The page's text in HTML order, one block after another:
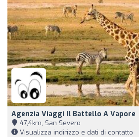
Agenzia Viaggi Il Battello A Vapore
47,4km, San Severo
Visualizza indirizzo e dati di contatto